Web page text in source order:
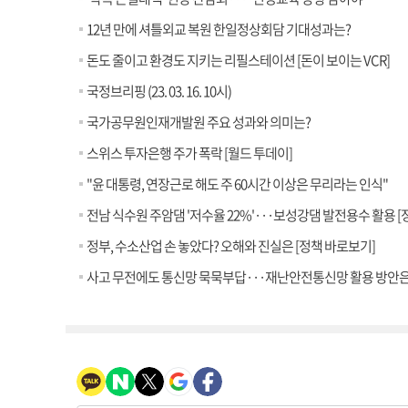
12년 만에 셔틀외교 복원 한일정상회담 기대성과는?
돈도 줄이고 환경도 지키는 리필스테이션 [돈이 보이는 VCR]
국정브리핑 (23. 03. 16. 10시)
국가공무원인재개발원 주요 성과와 의미는?
스위스 투자은행 주가 폭락 [월드 투데이]
"윤 대통령, 연장근로 해도 주 60시간 이상은 무리라는 인식"
전남 식수원 주암댐 '저수율 22%'···보성강댐 발전용수 활용 [
정부, 수소산업 손 놓았다? 오해와 진실은 [정책 바로보기]
사고 무전에도 통신망 묵묵부답···재난안전통신망 활용 방안